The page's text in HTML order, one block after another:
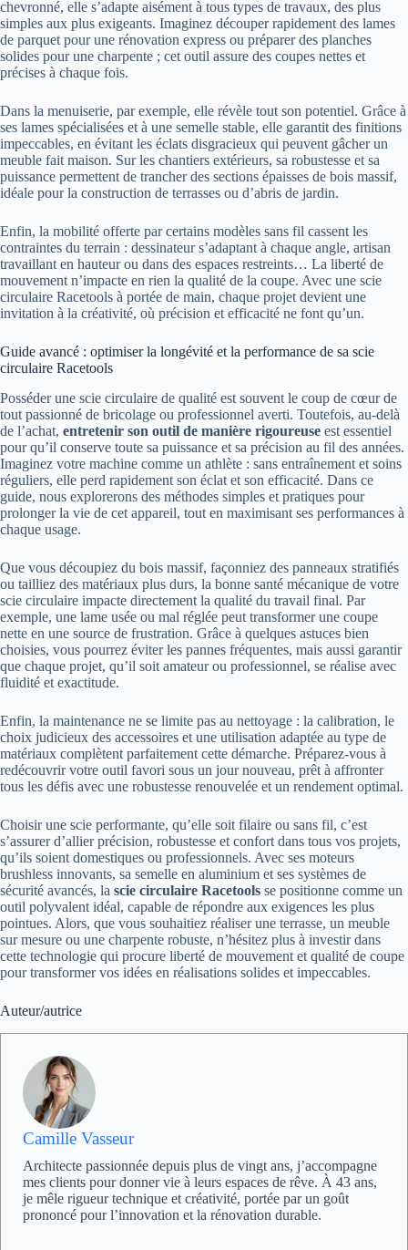
chevronné, elle s’adapte aisément à tous types de travaux, des plus
simples aux plus exigeants. Imaginez découper rapidement des lames
de parquet pour une rénovation express ou préparer des planches
solides pour une charpente ; cet outil assure des coupes nettes et
précises à chaque fois.
Dans la menuiserie, par exemple, elle révèle tout son potentiel. Grâce à
ses lames spécialisées et à une semelle stable, elle garantit des finitions
impeccables, en évitant les éclats disgracieux qui peuvent gâcher un
meuble fait maison. Sur les chantiers extérieurs, sa robustesse et sa
puissance permettent de trancher des sections épaisses de bois massif,
idéale pour la construction de terrasses ou d’abris de jardin.
Enfin, la mobilité offerte par certains modèles sans fil cassent les
contraintes du terrain : dessinateur s’adaptant à chaque angle, artisan
travaillant en hauteur ou dans des espaces restreints… La liberté de
mouvement n’impacte en rien la qualité de la coupe. Avec une scie
circulaire Racetools à portée de main, chaque projet devient une
invitation à la créativité, où précision et efficacité ne font qu’un.
Guide avancé : optimiser la longévité et la performance de sa scie
circulaire Racetools
Posséder une scie circulaire de qualité est souvent le coup de cœur de
tout passionné de bricolage ou professionnel averti. Toutefois, au-delà
de l’achat, entretenir son outil de manière rigoureuse est essentiel
pour qu’il conserve toute sa puissance et sa précision au fil des années.
Imaginez votre machine comme un athlète : sans entraînement et soins
réguliers, elle perd rapidement son éclat et son efficacité. Dans ce
guide, nous explorerons des méthodes simples et pratiques pour
prolonger la vie de cet appareil, tout en maximisant ses performances à
chaque usage.
Que vous découpiez du bois massif, façonniez des panneaux stratifiés
ou tailliez des matériaux plus durs, la bonne santé mécanique de votre
scie circulaire impacte directement la qualité du travail final. Par
exemple, une lame usée ou mal réglée peut transformer une coupe
nette en une source de frustration. Grâce à quelques astuces bien
choisies, vous pourrez éviter les pannes fréquentes, mais aussi garantir
que chaque projet, qu’il soit amateur ou professionnel, se réalise avec
fluidité et exactitude.
Enfin, la maintenance ne se limite pas au nettoyage : la calibration, le
choix judicieux des accessoires et une utilisation adaptée au type de
matériaux complètent parfaitement cette démarche. Préparez-vous à
redécouvrir votre outil favori sous un jour nouveau, prêt à affronter
tous les défis avec une robustesse renouvelée et un rendement optimal.
Choisir une scie performante, qu’elle soit filaire ou sans fil, c’est
s’assurer d’allier précision, robustesse et confort dans tous vos projets,
qu’ils soient domestiques ou professionnels. Avec ses moteurs
brushless innovants, sa semelle en aluminium et ses systèmes de
sécurité avancés, la scie circulaire Racetools se positionne comme un
outil polyvalent idéal, capable de répondre aux exigences les plus
pointues. Alors, que vous souhaitiez réaliser une terrasse, un meuble
sur mesure ou une charpente robuste, n’hésitez plus à investir dans
cette technologie qui procure liberté de mouvement et qualité de coupe
pour transformer vos idées en réalisations solides et impeccables.
Auteur/autrice
Camille Vasseur
Architecte passionnée depuis plus de vingt ans, j’accompagne
mes clients pour donner vie à leurs espaces de rêve. À 43 ans,
je mêle rigueur technique et créativité, portée par un goût
prononcé pour l’innovation et la rénovation durable.